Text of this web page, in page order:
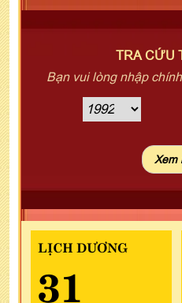
TRA CỨU
Bạn vui lòng nhập
LỊCH DƯƠNG
31